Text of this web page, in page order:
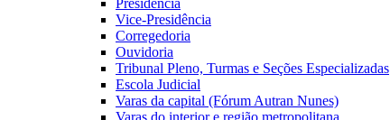
Presidência
Vice-Presidência
Corregedoria
Ouvidoria
Tribunal Pleno, Turmas e Seções Especializadas
Escola Judicial
Varas da capital (Fórum Autran Nunes)
Varas do interior e região metropolitana